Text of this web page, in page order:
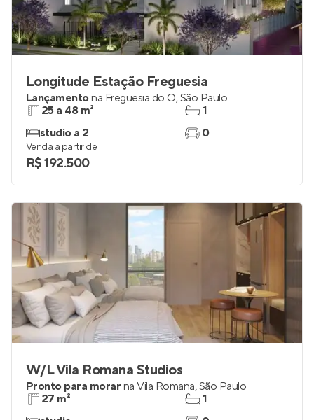
Longitude Estação Freguesia
Lançamentona Freguesia do Ó,São Paulo
25 a 48 m²
studio a 2
1
0
Venda a partir de
R$ 192.500
W/L Vila Romana Studios
Pronto para morar na Vila Romana,São Paulo
27 m²
1